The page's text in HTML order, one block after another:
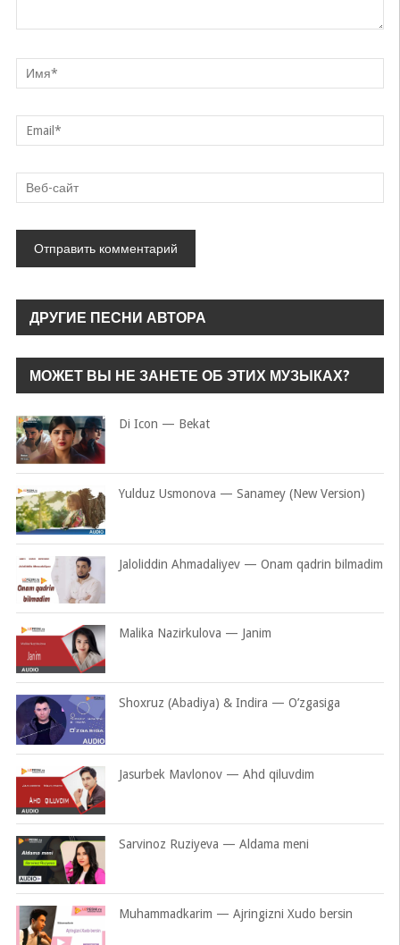
ДРУГИЕ ПЕСНИ АВТОРА
МОЖЕТ ВЫ НЕ ЗАНЕТЕ ОБ ЭТИХ МУЗЫКАХ?
Di Icon — Bekat
Yulduz Usmonova — Sanamey (New Version)
Jaloliddin Ahmadaliyev — Onam qadrin bilmadim
Malika Nazirkulova — Janim
Shoxruz (Abadiya) & Indira — O’zgasiga
Jasurbek Mavlonov — Ahd qiluvdim
Sarvinoz Ruziyeva — Aldama meni
Muhammadkarim — Ajringizni Xudo bersin